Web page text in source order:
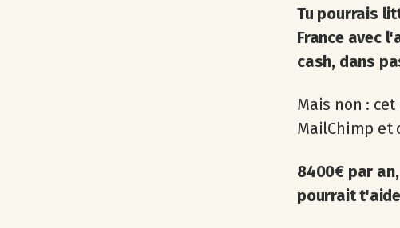
Tu pourrais
France avec
cash, dans
Mais non :
MailChimp et
8400€ par
pourrait